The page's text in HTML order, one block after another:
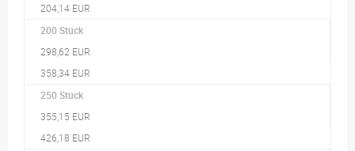
204,14 EUR
200 Stück
298,62 EUR
358,34 EUR
250 Stück
355,15 EUR
426,18 EUR